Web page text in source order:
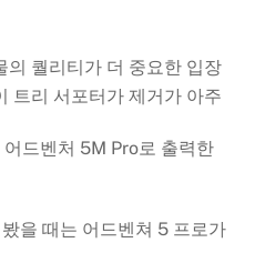
의 퀄리티가 더 중요한 입장
트리 서포터가 제거가 아주
드벤처 5M Pro로 출력한
을 때는 어드벤쳐 5 프로가